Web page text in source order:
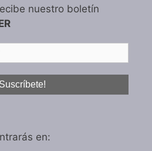
nuestro boletín
en: